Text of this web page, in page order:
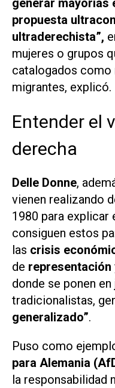
propuesta
ultraderechista”,
mujeres o grupos
catalogados
migrantes, explicó.
Entender el
derecha
Delle Donne,
vienen realizando
1980 para explicar
consiguen estos
las crisis
de representación
donde se ponen
tradicionalistas,
generalizado”.
Puso como
para Alemania
la responsabilidad